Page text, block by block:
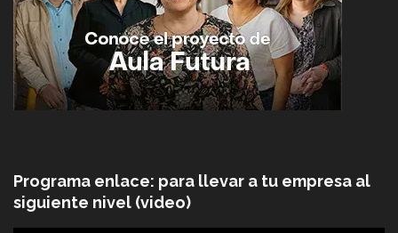
Programa enlace: para llevar a tu empresa al
siguiente nivel (video)